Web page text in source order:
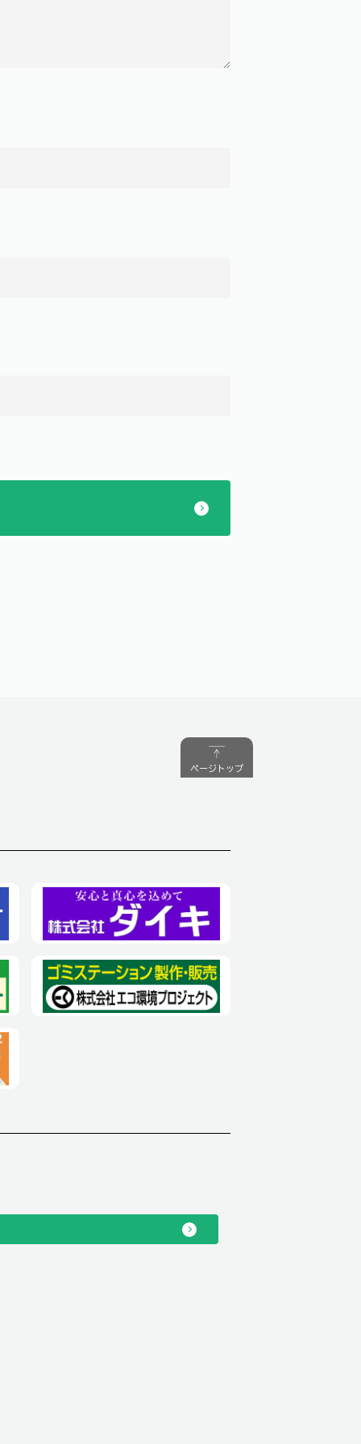
ページトップ